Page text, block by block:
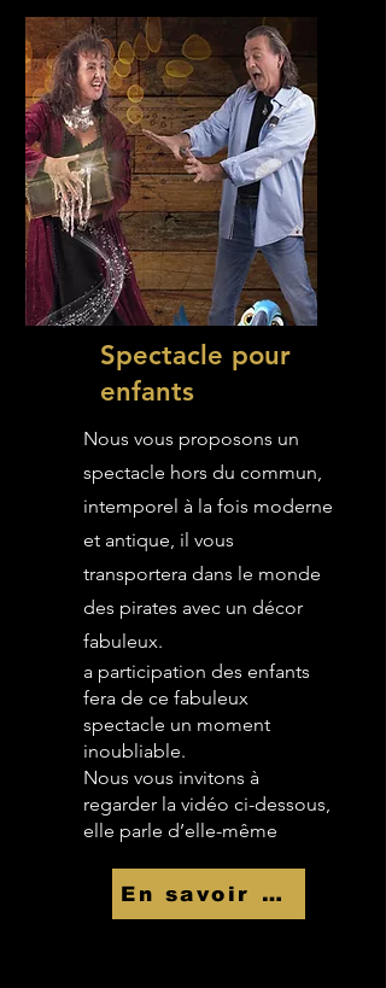
Spectacle pour
enfants
Nous vous proposons un
spectacle hors du commun,
intemporel à la fois moderne
et antique, il vous
transportera dans le monde
des pirates avec un décor
fabuleux.
a participation des enfants
fera de ce fabuleux
spectacle un moment
inoubliable.
Nous vous invitons à
regarder la vidéo ci-dessous,
elle parle d’elle-même
En savoir Plus